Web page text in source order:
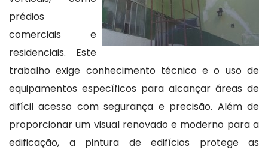
prédios
comerciais e
residenciais. Este
trabalho exige conhecimento técnico e o uso de
equipamentos específicos para alcançar áreas de
difícil acesso com segurança e precisão. Além de
proporcionar um visual renovado e moderno para a
edificação, a pintura de edifícios protege as